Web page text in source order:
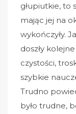
głupiutkie, to
mając jej na
wykończyły.
doszły
czystości,
szybkie
Trudno
było trudne,